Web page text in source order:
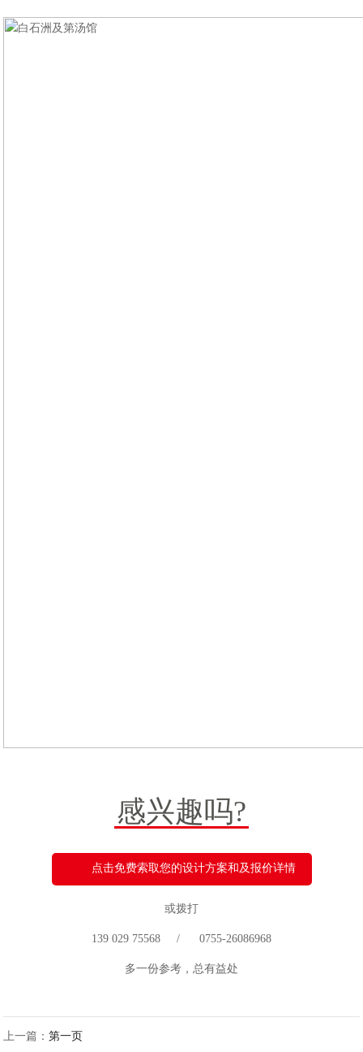
感兴趣吗?
点击免费索取您的设计方案和及报价详情
或拨打
139 029 75568 / 0755-26086968
多一份参考，总有益处
上一篇：第一页